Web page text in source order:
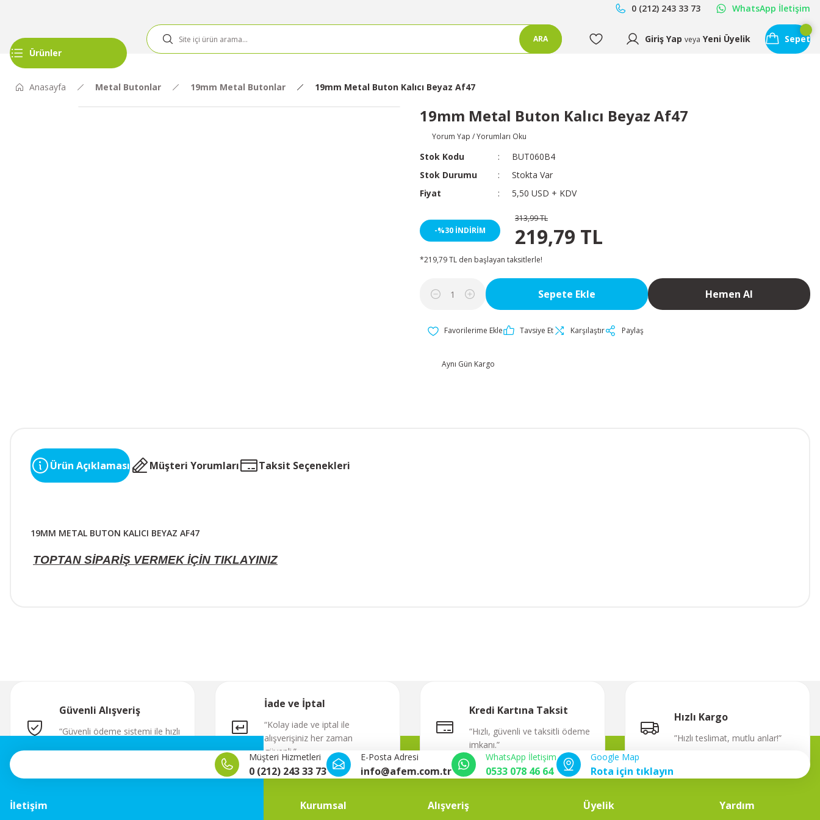
0 (212) 243 33 73 WhatsApp İletişim
ARA Giriş Yap veya Yeni Üyelik
Sepet
Ürünler
Anasayfa Metal Butonlar 19mm Metal Butonlar 19mm Metal Buton Kalıcı Beyaz Af47
19mm Metal Buton Kalıcı Beyaz Af47
Yorum Yap / Yorumları Oku
Stok Kodu
BUT060B4
Stok Durumu
Stokta Var
Fiyat
5,50 USD + KDV
-%30 İNDİRİM
313,99 TL
219,79 TL
*219,79 TL den başlayan taksitlerle!
Sepete Ekle Hemen Al
Tavsiye Et Karşılaştır Paylaş
Aynı Gün Kargo
Ürün Açıklaması Müşteri Yorumları Taksit Seçenekleri
19MM METAL BUTON KALICI BEYAZ AF47
TOPTAN SİPARİŞ VERMEK İÇİN TIKLAYINIZ
Güvenli Alışveriş
“Güvenli ödeme sistemi ile hızlı
İade ve İptal
“Kolay iade ve iptal ile
alışverişiniz her zaman
güvenli.”
Kredi Kartına Taksit
“Hızlı, güvenli ve taksitli ödeme
imkanı.”
Hızlı Kargo
”Hızlı teslimat, mutlu anlar!”
Müşteri Hizmetleri
0 (212) 243 33 73
E-Posta Adresi
info@afem.com.tr
WhatsApp İletişim
0533 078 46 64
Google Map
Rota için tıklayın
İletişim Kurumsal Alışveriş Üyelik Yardım